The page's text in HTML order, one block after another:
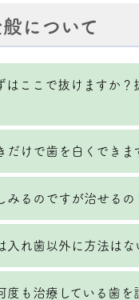
について
はここで抜けますか？
だけで歯を白くできま
みるのですが治せるの
入れ歯以外に方法はな
度も治療している歯を